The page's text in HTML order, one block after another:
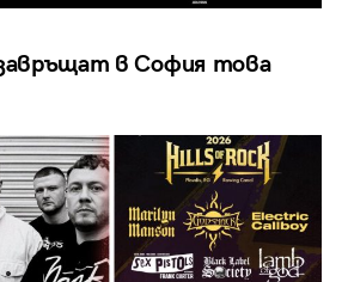
завръщат в София това